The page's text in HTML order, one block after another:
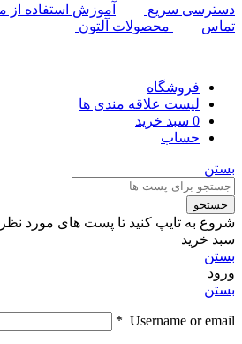
دسترسی سریع آموزش استفاده
تماس
محصولات آلتون
فروشگاه
لیست علاقه مندی ها
0 سبد خرید
حساب
بستن
جستجو
شروع به تایپ کنید تا پست های مورد نظر
سبد خرید
بستن
ورود
بستن
Username or email
*